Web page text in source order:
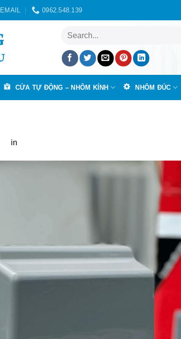
EMAIL 0962.548.139
Tìm
CỬA TỰ ĐỘNG – NHÔM KÍNH NHÔM ĐÚC
in